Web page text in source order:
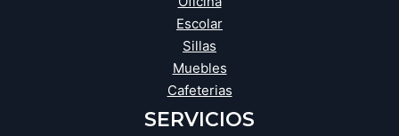
Escolar
Sillas
Muebles
Cafeterias
SERVICIOS